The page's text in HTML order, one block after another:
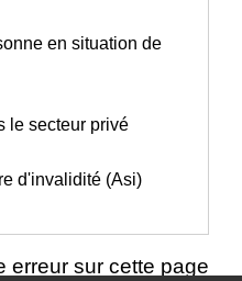
en situation de
le secteur privé
d'invalidité (Asi)
erreur sur cette page